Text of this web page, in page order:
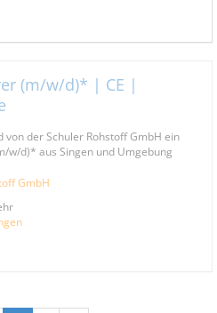
(m/w/d)* | CE |
von der Schuler Rohstoff GmbH ein
w/d)* aus Singen und Umgebung
GmbH